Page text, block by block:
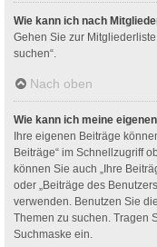
Wie kann ich nach
Gehen Sie zur
suchen“.
Nach oben
Wie kann ich meine
Ihre eigenen Beiträge
Beiträge“ im Schnellzugriff
können Sie auch „Ihre
oder „Beiträge des
verwenden. Benutzen Sie
Themen zu suchen. Tragen
Suchmaske ein.